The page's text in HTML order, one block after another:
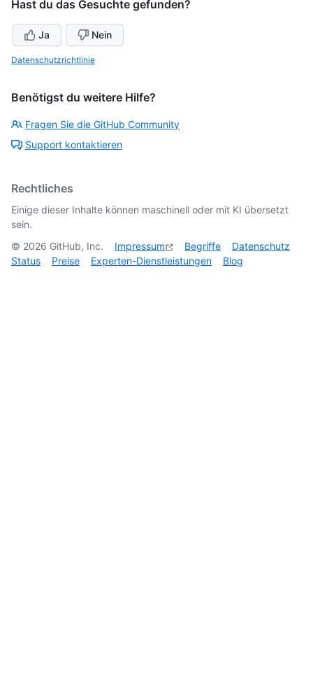
Hast du das Gesuchte gefunden?
Ja Nein
Datenschutzrichtlinie
Benötigst du weitere Hilfe?
Fragen Sie die GitHub Community
Support kontaktieren
Rechtliches
Einige dieser Inhalte können maschinell oder mit KI übersetzt
sein.
© 2026 GitHub, Inc. Impressum Begriffe
Datenschutz
Status
Preise Experten-Dienstleistungen Blog